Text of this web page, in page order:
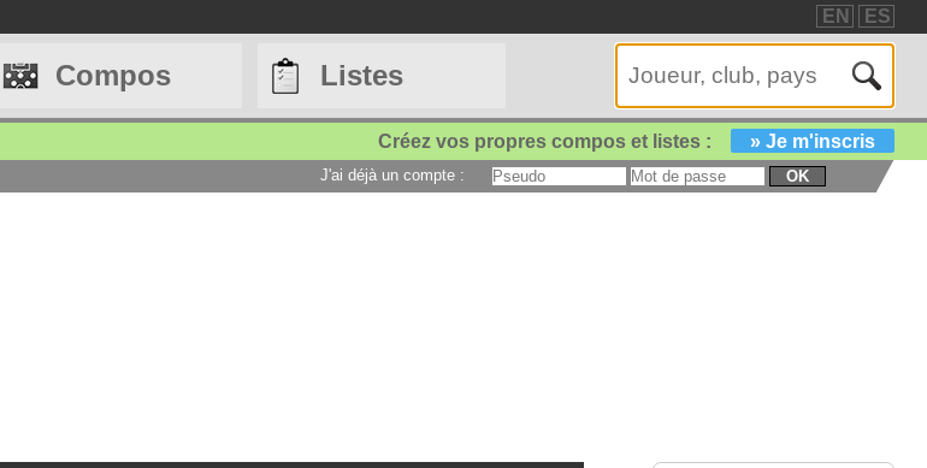
EN ES
Compos Listes
Créez vos propres compos et listes : » Je m'inscris
J'ai déjà un compte : OK